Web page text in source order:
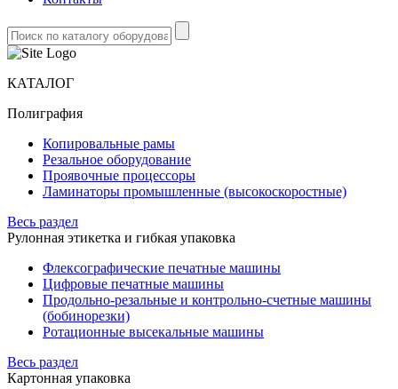
КАТАЛОГ
Полиграфия
Копировальные рамы
Резальное оборудование
Проявочные процессоры
Ламинаторы промышленные (высокоскоростные)
Весь раздел
Рулонная этикетка и гибкая упаковка
Флексографические печатные машины
Цифровые печатные машины
Продольно-резальные и контрольно-счетные машины
(бобинорезки)
Ротационные высекальные машины
Весь раздел
Картонная упаковка